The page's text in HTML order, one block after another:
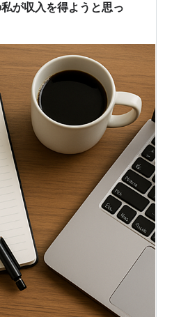
私が収入を得ようと思っ